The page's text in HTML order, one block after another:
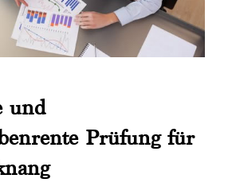
und
Prüfung für